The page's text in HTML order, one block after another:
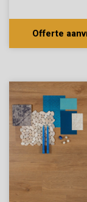
Offerte